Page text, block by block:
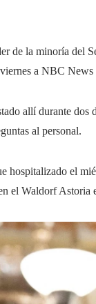
la minoría del
a NBC News
allí durante dos
al personal.
hospitalizado el
el Waldorf